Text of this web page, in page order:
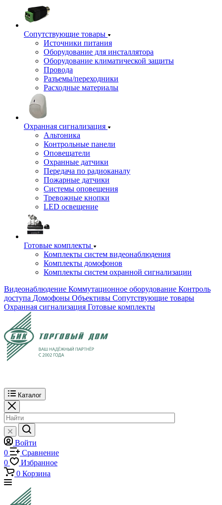
Сопутствующие товары
Источники питания
Оборудование для инсталлятора
Оборудование климатической защиты
Провода
Разъемы/переходники
Расходные материалы
Охранная сигнализация
Альтоника
Контрольные панели
Оповещатели
Охранные датчики
Передача по радиоканалу
Пожарные датчики
Системы оповещения
Тревожные кнопки
LED освещение
Готовые комплекты
Комплекты систем видеонаблюдения
Комплекты домофонов
Комплекты систем охранной сигнализации
Видеонаблюдение Коммутационное оборудование Контроль
доступа Домофоны Объективы Сопутствующие товары
Охранная сигнализация Готовые комплекты
Каталог
Войти
0
Сравнение
0
Избранное
0 Корзина